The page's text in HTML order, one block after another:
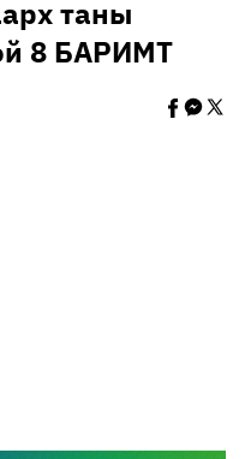
БАЙНА
таны
8 БАРИМТ